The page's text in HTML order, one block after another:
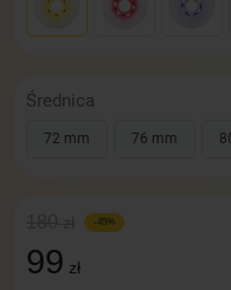
Średnica
72 mm 76 mm
-45%
99 zł